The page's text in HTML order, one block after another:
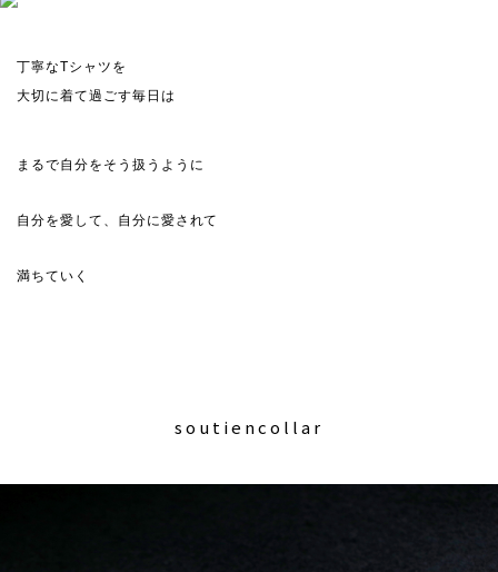
丁寧なTシャツを
大切に着て過ごす毎日は
まるで自分をそう扱うように
自分を愛して、自分に愛されて
満ちていく
soutiencollar